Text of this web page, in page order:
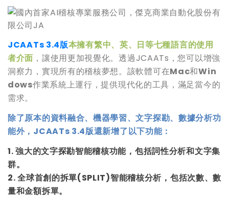
JCAATs 3.4版本擁有繁中、英、日等七種語言的使用
者介面 ，讓使用更加視覺化。透過JCAATs，您可以增強
洞察力，實現所有的稽核夢想。該軟體可在Mac和Win
dows作業系統上運行，提供現代化的工具，滿足當今的
需求。
除了原本的資料融合、機器學習、文字探勘、數據分析功
能外，JCAATs 3.4版還新增了以下功能：
1. 強大的文字探勘智能稽核功能，包括詞性分析和文字集
群。
2. 全球首創的拆單(SPLIT)智能稽核分析，包括次數、數
量和金額拆單。